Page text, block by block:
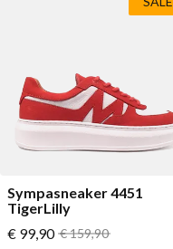
Sympasneaker 4451
TigerLilly
Vanaf
€ 99,90 Normale prijs
€ 159,90